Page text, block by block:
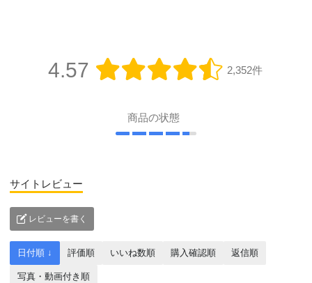
4.57 2,352件
商品の状態
サイトレビュー
レビューを書く
日付順 ↓ 評価順 いいね数順 購入確認順 返信順
写真・動画付き順